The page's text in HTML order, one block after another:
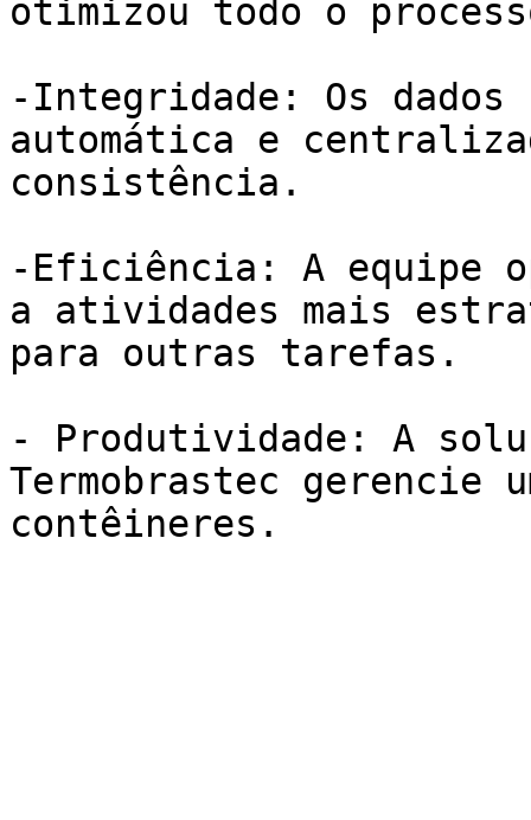
otimizou todo o
-Integridade: Os
automática e
consistência.
-Eficiência: A equipe
a atividades mais
para outras tarefas.
- Produtividade: A
Termobrastec gerencie
contêineres.